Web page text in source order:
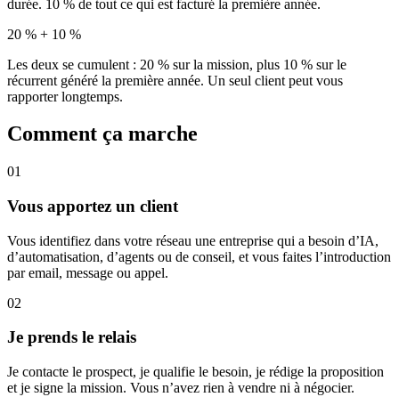
durée. 10 % de tout ce qui est facturé la première année.
20 % + 10 %
Les deux se cumulent : 20 % sur la mission, plus 10 % sur le
récurrent généré la première année. Un seul client peut vous
rapporter longtemps.
Comment ça marche
01
Vous apportez un client
Vous identifiez dans votre réseau une entreprise qui a besoin d’IA,
d’automatisation, d’agents ou de conseil, et vous faites l’introduction
par email, message ou appel.
02
Je prends le relais
Je contacte le prospect, je qualifie le besoin, je rédige la proposition
et je signe la mission. Vous n’avez rien à vendre ni à négocier.